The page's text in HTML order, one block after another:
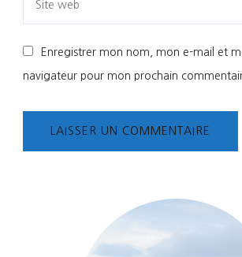
Enregistrer mon nom, mon e-mail et
navigateur pour mon prochain